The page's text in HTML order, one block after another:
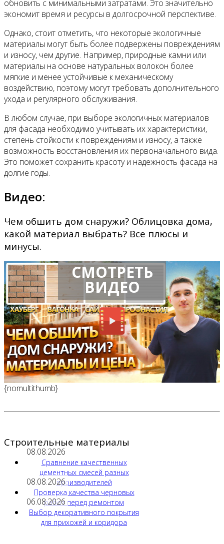
обновить с минимальными затратами. Это значительно
экономит время и ресурсы в долгосрочной перспективе.
Однако, стоит отметить, что некоторые экологичные
материалы могут быть более подвержены повреждениям
и износу, чем другие. Например, природные камни или
материалы на основе натуральных волокон более
мягкие и менее устойчивые к механическому
воздействию, поэтому могут требовать дополнительного
ухода и регулярного обслуживания.
В любом случае, при выборе экологичных материалов
для фасада необходимо учитывать их характеристики,
степень стойкости к повреждениям и износу, а также
возможность восстановления их первоначального вида.
Это поможет сохранить красоту и надежность фасада на
долгие годы.
Видео:
Чем обшить дом снаружи? Облицовка дома,
какой материал выбрать? Все плюсы и
минусы.
СМОТРЕТЬ
ВИДЕО
{nomultithumb}
Строительные материалы
08.08.2026
Сравнение качественных
цементных смесей разных
производителей
08.08.2026
Проверка качества черновых
работ перед ремонтом
06.08.2026
Выбор декоративного покрытия
для прихожей и коридора